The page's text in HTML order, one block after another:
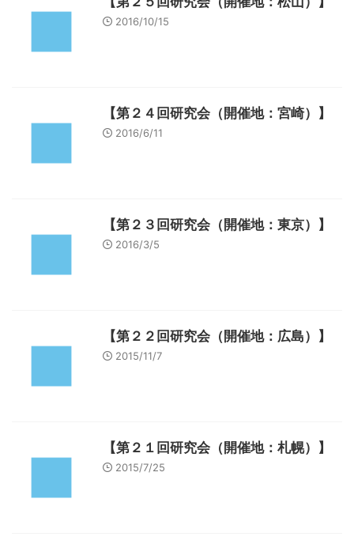
2016/10/15
【第２４回研究会（開催地：宮崎）】
2016/6/11
【第２３回研究会（開催地：東京）】
2016/3/5
【第２２回研究会（開催地：広島）】
2015/11/7
【第２１回研究会（開催地：札幌）】
2015/7/25